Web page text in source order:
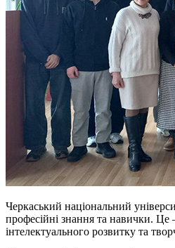
Черкаський національний
професійні знання та навички. Це
інтелектуального розвитку та